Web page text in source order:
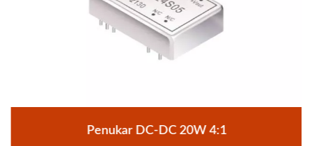
Penukar DC-DC 20W 4:1